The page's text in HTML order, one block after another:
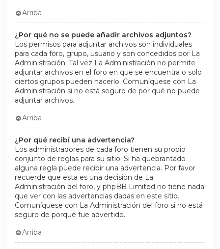
Arriba
¿Por qué no se puede añadir archivos adjuntos?
Los permisos para adjuntar archivos son individuales
para cada foro, grupo, usuario y son concedidos por La
Administración. Tal vez La Administración no permite
adjuntar archivos en el foro en que se encuentra o solo
ciertos grupos pueden hacerlo. Comuníquese con La
Administración si no está seguro de por qué no puede
adjuntar archivos.
Arriba
¿Por qué recibí una advertencia?
Los administradores de cada foro tienen su propio
conjunto de reglas para su sitio. Si ha quebrantado
alguna regla puede recibir una advertencia. Por favor
recuerde que esta es una decisión de La
Administración del foro, y phpBB Limited no tiene nada
que ver con las advertencias dadas en este sitio.
Comuníquese con La Administración del foro si no está
seguro de porqué fue advertido.
Arriba